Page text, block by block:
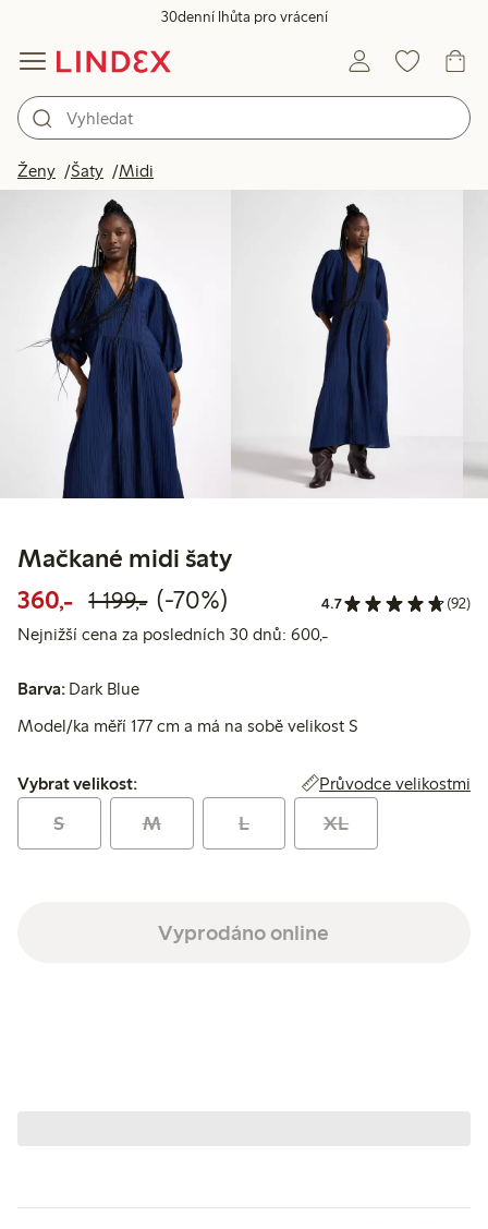
30denní lhůta pro vrácení
Ženy Šaty Midi
Mačkané midi šaty
360,- Snížená cena: 360,00 Kč
1 199,-Běžná cena: 1 199,00 Kč
70% sleva
(-70%) 4.7 (92)
Nejnižší cena za posledních 30 dnů: 600,-Nejnižší cena za
Barva: Dark Blue
Model/ka měří 177 cm a má na sobě velikost S
Vybrat velikost:
Vybrat velikost: Průvodce velikostmi
S M L XL
Vyprodáno online